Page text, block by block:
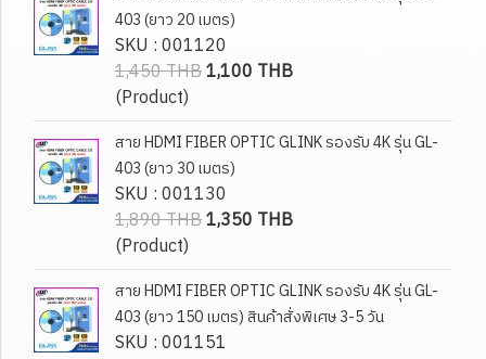
403 (ยาว 20 เมตร)
SKU : 001120
1,450 THB1,100 THB
(Product)
สาย HDMI FIBER OPTIC GLINK รองรับ 4K รุ่น GL-
403 (ยาว 30 เมตร)
SKU : 001130
1,890 THB1,350 THB
(Product)
สาย HDMI FIBER OPTIC GLINK รองรับ 4K รุ่น GL-
403 (ยาว 150 เมตร) สินค้าสั่งพิเศษ 3-5 วัน
SKU : 001151